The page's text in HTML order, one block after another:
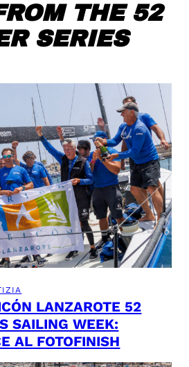
THE 52
SERIES
LANZAROTE 52
SAILING WEEK:
AL FOTOFINISH